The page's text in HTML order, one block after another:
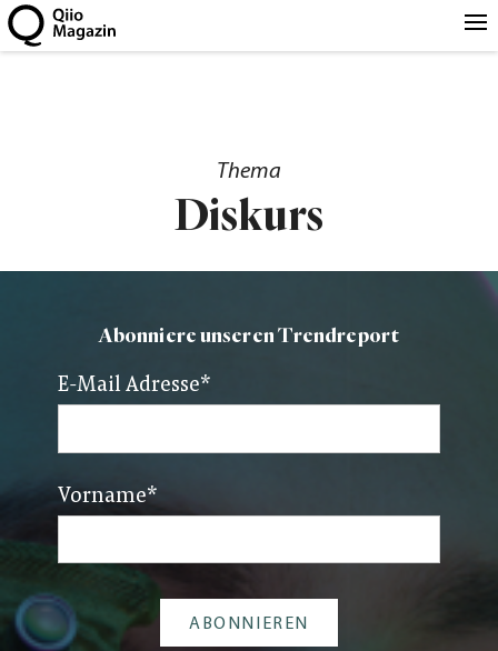
Thema
Diskurs
Abonniere unseren Trendreport
E-Mail Adresse*
Vorname*